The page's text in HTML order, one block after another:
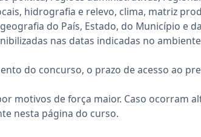
hidrografia e relevo, clima, matriz
do País, Estado, do Município e
nas datas indicadas no
do concurso, o prazo de acesso ao
motivos de força maior. Caso ocorram
nesta página do curso.